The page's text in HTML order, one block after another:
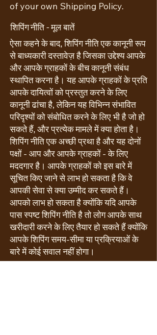
of your own Shipping Policy.
शिपिंग नीति - मूल बातें
ऐसा कहने के बाद, शिपिंग नीति एक कानूनी रूप
से बाध्यकारी दस्तावेज़ है जिसका उद्देश्य आपके
और आपके ग्राहकों के बीच कानूनी संबंध
स्थापित करना है। यह आपके ग्राहकों के प्रति
आपके दायित्वों को प्रस्तुत करने के लिए
कानूनी ढांचा है, लेकिन यह विभिन्न संभावित
परिदृश्यों को संबोधित करने के लिए भी है जो हो
सकते हैं, और प्रत्येक मामले में क्या होता है।
शिपिंग नीति एक अच्छी प्रथा है और यह दोनों
पक्षों - आप और आपके ग्राहकों - के लिए
मददगार है। आपके ग्राहकों को इस बारे में
सूचित किए जाने से लाभ हो सकता है कि वे
आपकी सेवा से क्या उम्मीद कर सकते हैं।
आपको लाभ हो सकता है क्योंकि यदि आपके
पास स्पष्ट शिपिंग नीति है तो लोग आपके साथ
खरीदारी करने के लिए तैयार हो सकते हैं क्योंकि
आपके शिपिंग समय-सीमा या प्रक्रियाओं के
बारे में कोई सवाल नहीं होगा।